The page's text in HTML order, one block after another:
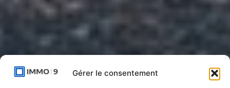
Gérer le consentement